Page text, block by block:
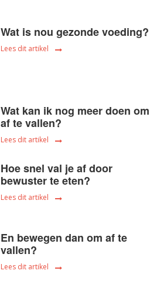
Wat is nou gezonde voeding?
Lees dit artikel
Wat kan ik nog meer doen om
af te vallen?
Lees dit artikel
Hoe snel val je af door
bewuster te eten?
Lees dit artikel
En bewegen dan om af te
vallen?
Lees dit artikel